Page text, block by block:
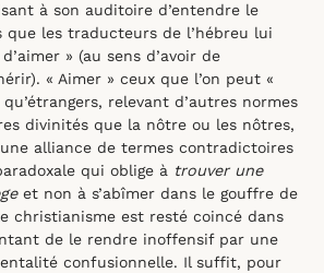
à son auditoire d’entendre le
que les traducteurs de l’hébreu lui
» (au sens d’avoir de
« Aimer » ceux que l’on peut «
relevant d’autres normes
divinités que la nôtre ou les nôtres,
alliance de termes contradictoires
qui oblige à trouver une
et non à s’abîmer dans le gouffre de
christianisme est resté coincé dans
de le rendre inoffensif par une
confusionnelle. Il suffit, pour